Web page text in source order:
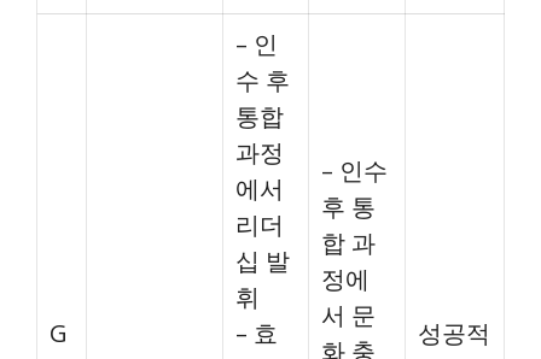
G
– 인
수 후
통합
과정
에서
리더
십 발
휘
– 효
– 인수
후 통
합 과
정에
서 문
화 충
성공적